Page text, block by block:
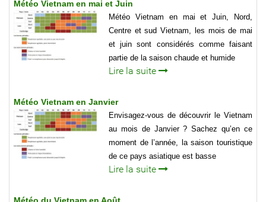
Météo Vietnam en mai et Juin
Météo Vietnam en mai et Juin, Nord,
Centre et sud Vietnam, les mois de mai
et juin sont considérés comme faisant
partie de la saison chaude et humide
Lire la suite
Météo Vietnam en Janvier
Envisagez-vous de découvrir le Vietnam
au mois de Janvier ? Sachez qu’en ce
moment de l’année, la saison touristique
de ce pays asiatique est basse
Lire la suite